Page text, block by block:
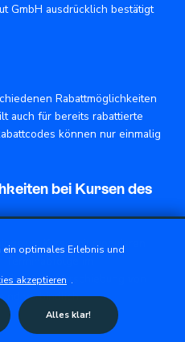
GmbH ausdrücklich bestätigt
Rabattmöglichkeiten
auch für bereits rabattierte
können nur einmalig
bei Kursen des
um Kurse mit modularen
im
ist die Verschiebung von
verbindlich.
ein optimales Erlebnis und
akzeptieren .
Alles klar!